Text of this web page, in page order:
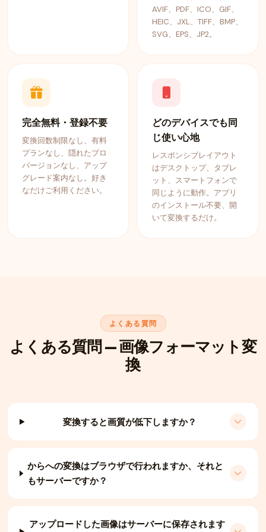
AVIF、PDF、ICO、GIF、
HEIC、JXL、TIFF、BMP、
SVG、EPS、JP2。
完全無料・登録不要
変換回数制限なし、有料
プランなし、隠れたプロ
バージョンなし、アップ
グレード案内なし。好き
なだけご利用ください。
どのデバイスでも同
じ使い心地
レスポンシブレイアウト
はデスクトップ、タブレ
ット、スマートフォンで
同じように動作。アプリ
のインストール不要、開
いて変換するだけ。
よくある質問
よくある質問 — 画像フォーマット変
換
変換すると画質が低下しますか？
からへの変換はブラウザで行われますか、それと
もサーバーですか？
アップロードした画像はサーバーに保存されます